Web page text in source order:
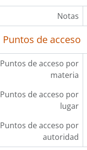
Notas
Puntos de acceso
Puntos de acceso por
materia
Puntos de acceso por
lugar
Puntos de acceso por
autoridad